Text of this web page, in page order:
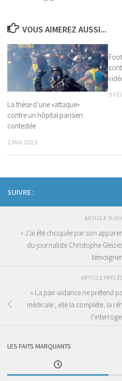
VOUS AIMEREZ AUSSI...
La thèse d’une «attaque»
contre un hôpital parisien
contestée
2 MAI 2019
9
SUIVRE :
ARTICLE
« J’ai été choquée par son
du journaliste Christophe
ARTICLE
« La pair-aidance ne prétend
médicale ; elle la complète, la
l’interroge
LES FAITS MARQUANTS